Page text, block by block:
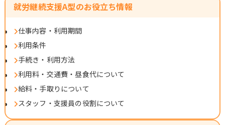
就労継続支援A型のお役立ち情報
仕事内容・利用期間
利用条件
手続き・利用方法
利用料・交通費・昼食代について
給料・手取りについて
スタッフ・支援員の役割について